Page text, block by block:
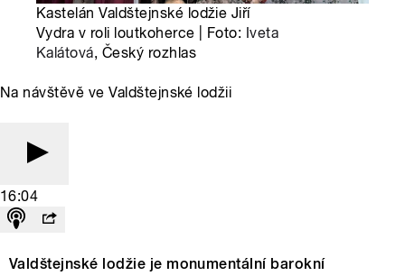
Kastelán Valdštejnské lodžie Jiří
Vydra v roli loutkoherce | Foto: Iveta
Kalátová, Český rozhlas
Na návštěvě ve Valdštejnské lodžii
16:04
Valdštejnské lodžie je monumentální barokní